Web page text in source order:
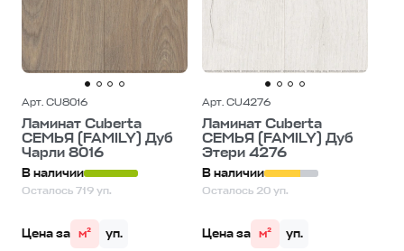
Арт. CU8016
Ламинат Cuberta
СЕМЬЯ (FAMILY) Дуб
Чарли 8016
В наличии
Осталось 719 уп.
Цена за м² уп.
Арт. CU4276
Ламинат Cuberta
СЕМЬЯ (FAMILY) Дуб
Этери 4276
В наличии
Осталось 20 уп.
Цена за м² уп.